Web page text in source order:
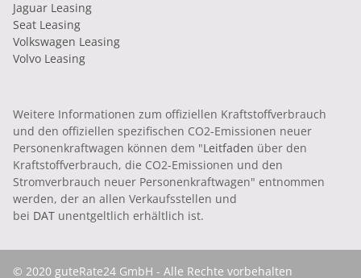
Jaguar Leasing
Seat Leasing
Volkswagen Leasing
Volvo Leasing
Weitere Informationen zum offiziellen Kraftstoffverbrauch
und den offiziellen spezifischen CO2-Emissionen neuer
Personenkraftwagen können dem "Leitfaden über den
Kraftstoffverbrauch, die CO2-Emissionen und den
Stromverbrauch neuer Personenkraftwagen" entnommen
werden, der an allen Verkaufsstellen und
bei DAT unentgeltlich erhältlich ist.
© 2020 guteRate24 GmbH - Alle Rechte vorbehalten